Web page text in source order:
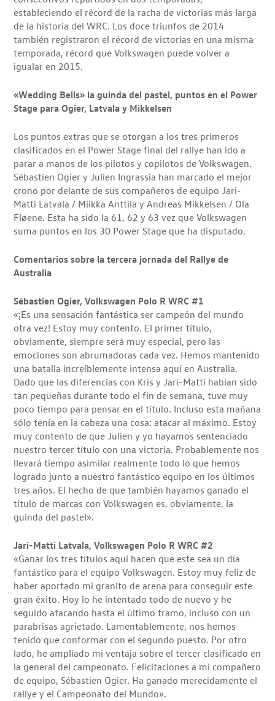
estableciendo el récord de la racha de victorias más larga
de la historia del WRC. Los doce triunfos de 2014
también registraron el récord de victorias en una misma
temporada, récord que Volkswagen puede volver a
igualar en 2015.
«Wedding Bells» la guinda del pastel, puntos en el Power
Stage para Ogier, Latvala y Mikkelsen
Los puntos extras que se otorgan a los tres primeros
clasificados en el Power Stage final del rallye han ido a
parar a manos de los pilotos y copilotos de Volkswagen.
Sébastien Ogier y Julien Ingrassia han marcado el mejor
crono por delante de sus compañeros de equipo Jari-
Matti Latvala / Miikka Anttila y Andreas Mikkelsen / Ola
Fløene. Esta ha sido la 61, 62 y 63 vez que Volkswagen
suma puntos en los 30 Power Stage que ha disputado.
Comentarios sobre la tercera jornada del Rallye de
Australia
Sébastien Ogier, Volkswagen Polo R WRC #1
«¡Es una sensación fantástica ser campeón del mundo
otra vez! Estoy muy contento. El primer título,
obviamente, siempre será muy especial, pero las
emociones son abrumadoras cada vez. Hemos mantenido
una batalla increíblemente intensa aquí en Australia.
Dado que las diferencias con Kris y Jari-Matti habían sido
tan pequeñas durante todo el fin de semana, tuve muy
poco tiempo para pensar en el título. Incluso esta mañana
sólo tenía en la cabeza una cosa: atacar al máximo. Estoy
muy contento de que Julien y yo hayamos sentenciado
nuestro tercer título con una victoria. Probablemente nos
llevará tiempo asimilar realmente todo lo que hemos
logrado junto a nuestro fantástico equipo en los últimos
tres años. El hecho de que también hayamos ganado el
título de marcas con Volkswagen es, obviamente, la
guinda del pastel».
Jari-Matti Latvala, Volkswagen Polo R WRC #2
«Ganar los tres títulos aquí hacen que este sea un día
fantástico para el equipo Volkswagen. Estoy muy feliz de
haber aportado mi granito de arena para conseguir este
gran éxito. Hoy lo he intentado todo de nuevo y he
seguido atacando hasta el último tramo, incluso con un
parabrisas agrietado. Lamentablemente, nos hemos
tenido que conformar con el segundo puesto. Por otro
lado, he ampliado mi ventaja sobre el tercer clasificado en
la general del campeonato. Felicitaciones a mi compañero
de equipo, Sébastien Ogier. Ha ganado merecidamente el
rallye y el Campeonato del Mundo».